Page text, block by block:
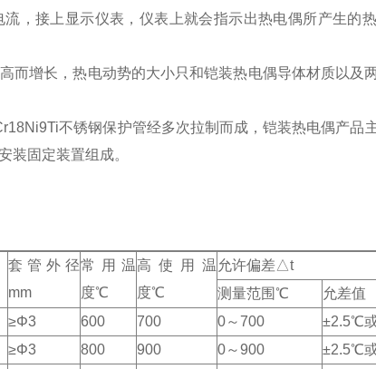
，接上显示仪表，仪表上就会指示出热电偶所产生的
而增长，热电动势的大小只和铠装热电偶导体材质以及
不锈钢保护管经多次拉制而成，铠装热电偶产品
装固定装置组成。
套管外径
mm
常用温
度℃
高使用温
度℃
允许偏差△t
测量范围℃
允差值
≥Φ3 600 700 0～700
±2.5℃
≥Φ3 800 900 0～900 ±2.5℃